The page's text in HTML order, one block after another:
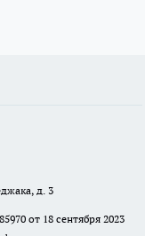
д. 3
от 18 сентября 2023